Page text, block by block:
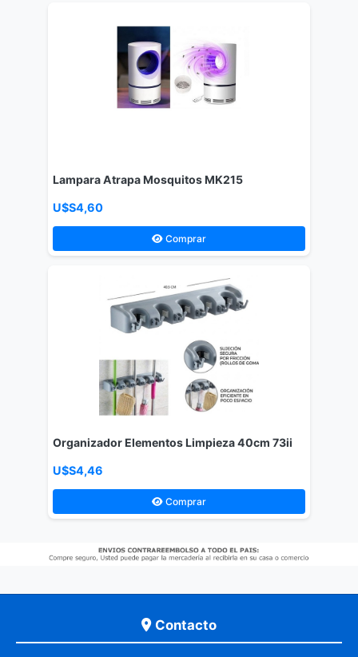
Lampara Atrapa Mosquitos MK215
U$S4,60
Comprar
Organizador Elementos Limpieza 40cm 73ii
U$S4,46
Comprar
Contacto